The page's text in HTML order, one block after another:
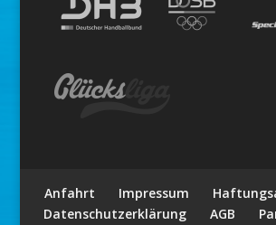
Anfahrt Impressum
Datenschutzerklärung
AGB